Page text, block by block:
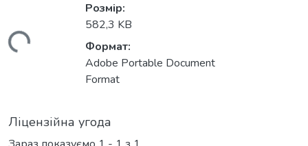
Розмір:
582,3 KB
Формат:
Adobe Portable Document
Format
Ліцензійна угода